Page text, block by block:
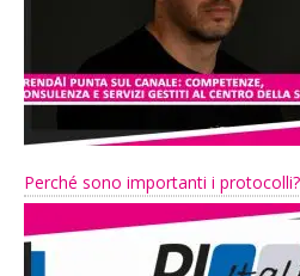
Perché sono importanti i protocolli?